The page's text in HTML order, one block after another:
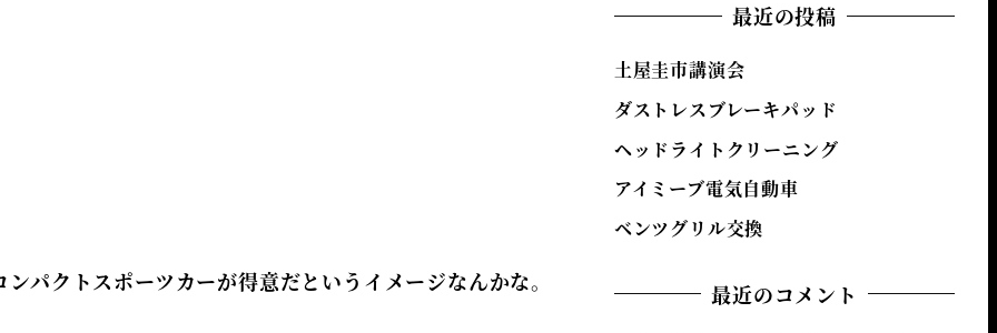
パクトスポーツカーが得意だというイメージなんかな。
最近の投稿
土屋圭市講演会
ダストレスブレーキパッド
ヘッドライトクリーニング
アイミーブ電気自動車
ベンツグリル交換
最近のコメント